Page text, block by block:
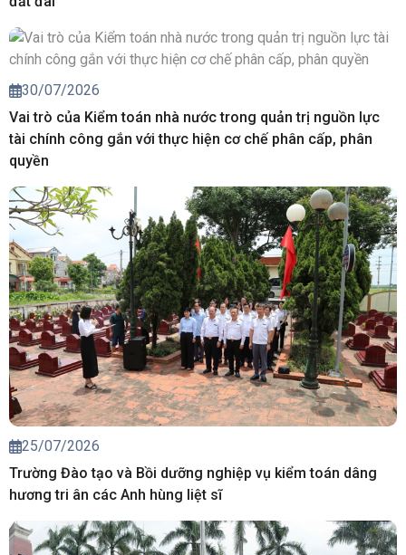
30/07/2026
Vai trò của Kiểm toán nhà nước trong quản trị nguồn lực
tài chính công gắn với thực hiện cơ chế phân cấp, phân
quyền
25/07/2026
Trường Đào tạo và Bồi dưỡng nghiệp vụ kiểm toán dâng
hương tri ân các Anh hùng liệt sĩ